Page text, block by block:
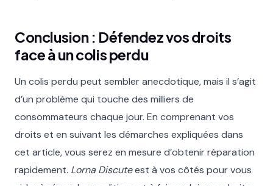
Conclusion : Défendez vos droits
face à un colis perdu
Un colis perdu peut sembler anecdotique, mais il s’agit
d’un problème qui touche des milliers de
consommateurs chaque jour. En comprenant vos
droits et en suivant les démarches expliquées dans
cet article, vous serez en mesure d’obtenir réparation
rapidement. Lorna Discuteest à vos côtés pour vous